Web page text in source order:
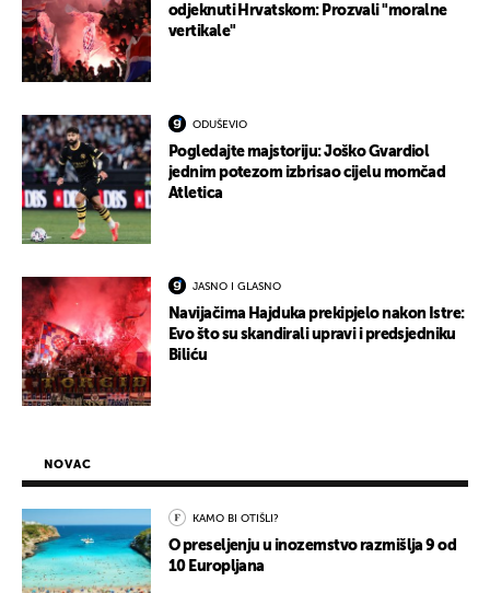
odjeknuti Hrvatskom: Prozvali "moralne
vertikale"
ODUŠEVIO
Pogledajte majstoriju: Joško Gvardiol
jednim potezom izbrisao cijelu momčad
Atletica
JASNO I GLASNO
Navijačima Hajduka prekipjelo nakon Istre:
Evo što su skandirali upravi i predsjedniku
Biliću
NOVAC
KAMO BI OTIŠLI?
O preseljenju u inozemstvo razmišlja 9 od
10 Europljana